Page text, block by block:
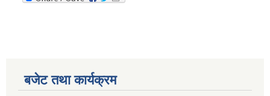
बजेट तथा कार्यक्रम